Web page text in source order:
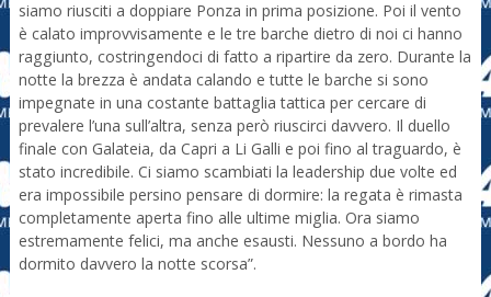
siamo riusciti a doppiare Ponza in prima posizione. Poi il vento
è calato improvvisamente e le tre barche dietro di noi ci hanno
raggiunto, costringendoci di fatto a ripartire da zero. Durante la
notte la brezza è andata calando e tutte le barche si sono
impegnate in una costante battaglia tattica per cercare di
prevalere l’una sull’altra, senza però riuscirci davvero. Il duello
finale con Galateia, da Capri a Li Galli e poi fino al traguardo, è
stato incredibile. Ci siamo scambiati la leadership due volte ed
era impossibile persino pensare di dormire: la regata è rimasta
completamente aperta fino alle ultime miglia. Ora siamo
estremamente felici, ma anche esausti. Nessuno a bordo ha
dormito davvero la notte scorsa”.